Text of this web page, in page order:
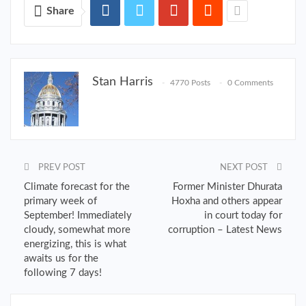
Share
Stan Harris 4770 Posts 0 Comments
PREV POST
Climate forecast for the
primary week of
September! Immediately
cloudy, somewhat more
energizing, this is what
awaits us for the
following 7 days!
NEXT POST
Former Minister Dhurata
Hoxha and others appear
in court today for
corruption – Latest News